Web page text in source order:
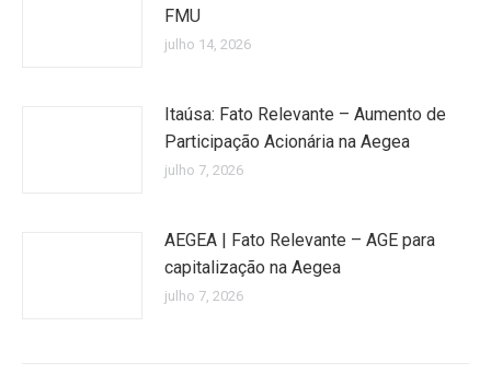
FMU
julho 14, 2026
Itaúsa: Fato Relevante – Aumento de
Participação Acionária na Aegea
julho 7, 2026
AEGEA | Fato Relevante – AGE para
capitalização na Aegea
julho 7, 2026